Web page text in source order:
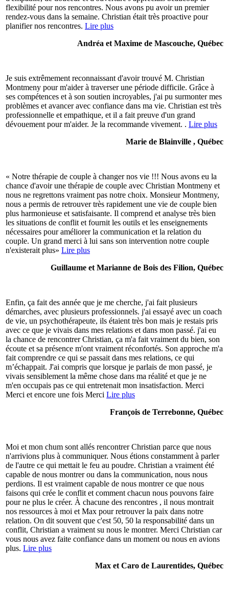
flexibilité pour nos rencontres. Nous avons pu avoir un premier
rendez-vous dans la semaine. Christian était très proactive pour
planifier nos rencontres. Lire plus
Andréa et Maxime de Mascouche, Québec
Je suis extrêmement reconnaissant d'avoir trouvé M. Christian
Montmeny pour m'aider à traverser une période difficile. Grâce à
ses compétences et à son soutien incroyables, j'ai pu surmonter mes
problèmes et avancer avec confiance dans ma vie. Christian est très
professionnelle et empathique, et il a fait preuve d'un grand
dévouement pour m'aider. Je la recommande vivement. . Lire plus
Marie de Blainville , Québec
« Notre thérapie de couple à changer nos vie !!! Nous avons eu la
chance d'avoir une thérapie de couple avec Christian Montmeny et
nous ne regrettons vraiment pas notre choix. Monsieur Montmeny,
nous a permis de retrouver très rapidement une vie de couple bien
plus harmonieuse et satisfaisante. Il comprend et analyse très bien
les situations de conflit et fournit les outils et les enseignements
nécessaires pour améliorer la communication et la relation du
couple. Un grand merci à lui sans son intervention notre couple
n'existerait plus» Lire plus
Guillaume et Marianne de Bois des Filion, Québec
Enfin, ça fait des année que je me cherche, j'ai fait plusieurs
démarches, avec plusieurs professionnels. j'ai essayé avec un coach
de vie, un psychothérapeute, ils étaient très bon mais je restais pris
avec ce que je vivais dans mes relations et dans mon passé. j'ai eu
la chance de rencontrer Christian, ça m'a fait vraiment du bien, son
écoute et sa présence m'ont vraiment réconfortés. Son approche m'a
fait comprendre ce qui se passait dans mes relations, ce qui
m’échappait. J'ai compris que lorsque je parlais de mon passé, je
vivais sensiblement la même chose dans ma réalité et que je ne
m'en occupais pas ce qui entretenait mon insatisfaction. Merci
Merci et encore une fois Merci Lire plus
François de Terrebonne, Québec
Moi et mon chum sont allés rencontrer Christian parce que nous
n'arrivions plus à communiquer. Nous étions constamment à parler
de l'autre ce qui mettait le feu au poudre. Christian a vraiment été
capable de nous montrer ou dans la communication, nous nous
perdions. Il est vraiment capable de nous montrer ce que nous
faisons qui crée le conflit et comment chacun nous pouvons faire
pour ne plus le créer. À chacune des rencontres , il nous montrait
nos ressources à moi et Max pour retrouver la paix dans notre
relation. On dit souvent que c'est 50, 50 la responsabilité dans un
conflit, Christian a vraiment su nous le montrer. Merci Christian car
vous nous avez faite confiance dans un moment ou nous en avions
plus. Lire plus
Max et Caro de Laurentides, Québec